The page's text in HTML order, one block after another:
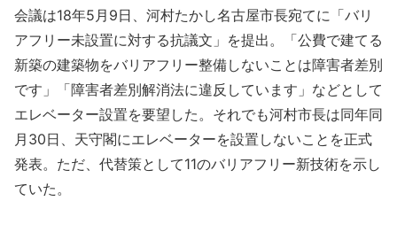
会議は18年5月9日、河村たかし名古屋市長宛てに「バリ
アフリー未設置に対する抗議文」を提出。「公費で建てる
新築の建築物をバリアフリー整備しないことは障害者差別
です」「障害者差別解消法に違反しています」などとして
エレベーター設置を要望した。それでも河村市長は同年同
月30日、天守閣にエレベーターを設置しないことを正式
発表。ただ、代替策として11のバリアフリー新技術を示し
ていた。